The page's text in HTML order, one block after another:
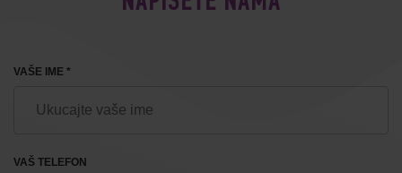
VAŠE IME *
VAŠ TELEFON